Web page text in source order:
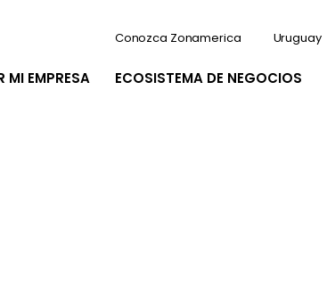
MI EMPRESA ECOSISTEMA DE NEGOCIOS
Conozca Zonamerica Uruguay